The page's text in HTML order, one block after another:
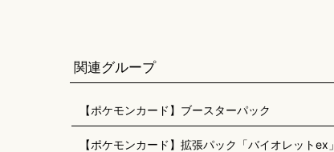
関連グループ
【ポケモンカード】ブースターパック
【ポケモンカード】拡張パック「バイオレットex」